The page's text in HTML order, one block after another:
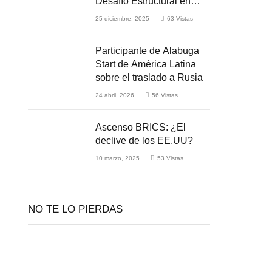
Medio de la Guerra
25 diciembre, 2025 63 Vistas
Participante de Alabuga
Start de América Latina
sobre el traslado a Rusia
24 abril, 2026 56 Vistas
Ascenso BRICS: ¿El
declive de los EE.UU?
10 marzo, 2025 53 Vistas
NO TE LO PIERDAS